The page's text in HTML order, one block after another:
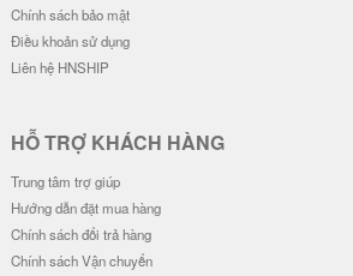
Chính sách bảo mật
Điều khoản sử dụng
Liên hệ HNSHIP
HỖ TRỢ KHÁCH HÀNG
Trung tâm trợ giúp
Hướng dẫn đặt mua hàng
Chính sách đổi trả hàng
Chính sách Vận chuyển